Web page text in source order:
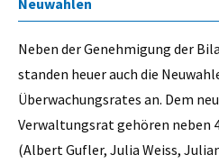
Neben der Genehmigung der
standen heuer auch die
Überwachungsrates an. Dem
Verwaltungsrat gehören neben
(Albert Gufler, Julia Weiss,